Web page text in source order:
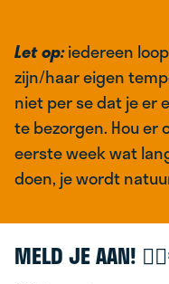
Let op:iedereen
zijn/haar eigen
niet per se dat je er
te bezorgen. Hou er
eerste week wat
doen, je wordt
MELD JE AAN!